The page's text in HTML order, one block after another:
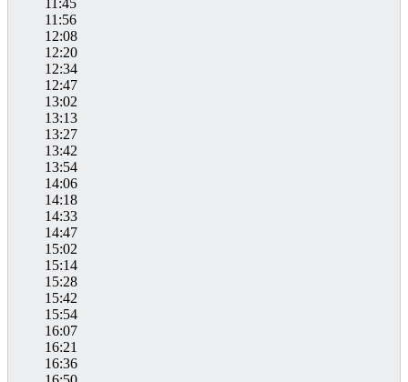
11:56
12:08
12:20
12:34
12:47
13:02
13:13
13:27
13:42
13:54
14:06
14:18
14:33
14:47
15:02
15:14
15:28
15:42
15:54
16:07
16:21
16:36